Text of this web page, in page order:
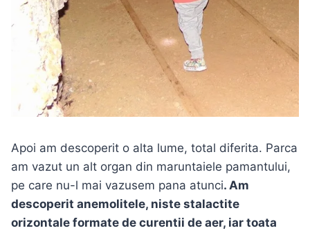
Apoi am descoperit o alta lume, total diferita. Parca
am vazut un alt organ din maruntaiele pamantului,
pe care nu-l mai vazusem pana atunci. Am
descoperit anemolitele, niste stalactite
orizontale formate de curentii de aer, iar toata